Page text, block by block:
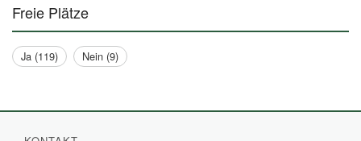
Freie Plätze
Ja (119) Nein (9)